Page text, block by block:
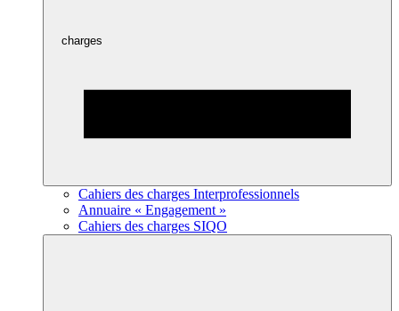
charges
Cahiers des charges Interprofessionnels
Annuaire « Engagement »
Cahiers des charges SIQO